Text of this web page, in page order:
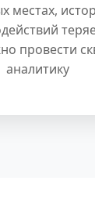
местах,
провести
аналитику